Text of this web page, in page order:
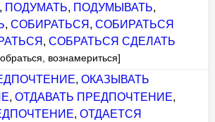
, ПОДУМАТЬ, ПОДУМЫВАТЬ,
,СОБИРАТЬСЯ ,СОБИРАТЬСЯ
,СОБРАТЬСЯ СДЕЛАТЬ
вознамериться]
, ОКАЗЫВАТЬ
,ОТДАВАТЬ ПРЕДПОЧТЕНИЕ,
,ОТДАЕТСЯ